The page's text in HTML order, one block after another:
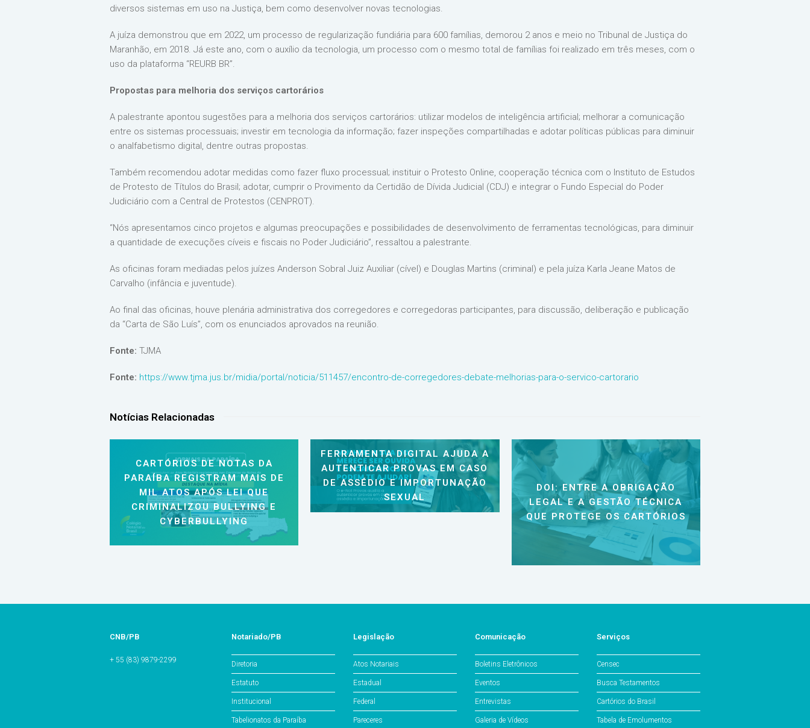
diversos sistemas em uso na Justiça, bem como desenvolver novas tecnologias.
A juíza demonstrou que em 2022, um processo de regularização fundiária para 600 famílias, demorou 2 anos e meio no Tribunal de Justiça do
Maranhão, em 2018. Já este ano, com o auxílio da tecnologia, um processo com o mesmo total de famílias foi realizado em três meses, com o
uso da plataforma “REURB BR”.
Propostas para melhoria dos serviços cartorários
A palestrante apontou sugestões para a melhoria dos serviços cartorários: utilizar modelos de inteligência artificial; melhorar a comunicação
entre os sistemas processuais; investir em tecnologia da informação; fazer inspeções compartilhadas e adotar políticas públicas para diminuir
o analfabetismo digital, dentre outras propostas.
Também recomendou adotar medidas como fazer fluxo processual; instituir o Protesto Online, cooperação técnica com o Instituto de Estudos
de Protesto de Títulos do Brasil; adotar, cumprir o Provimento da Certidão de Dívida Judicial (CDJ) e integrar o Fundo Especial do Poder
Judiciário com a Central de Protestos (CENPROT).
“Nós apresentamos cinco projetos e algumas preocupações e possibilidades de desenvolvimento de ferramentas tecnológicas, para diminuir
a quantidade de execuções cíveis e fiscais no Poder Judiciário”, ressaltou a palestrante.
As oficinas foram mediadas pelos juízes Anderson Sobral Juiz Auxiliar (cível) e Douglas Martins (criminal) e pela juíza Karla Jeane Matos de
Carvalho (infância e juventude).
Ao final das oficinas, houve plenária administrativa dos corregedores e corregedoras participantes, para discussão, deliberação e publicação
da “Carta de São Luís”, com os enunciados aprovados na reunião.
Fonte: TJMA
Fonte: https://www.tjma.jus.br/midia/portal/noticia/511457/encontro-de-corregedores-debate-melhorias-para-o-servico-cartorario
Notícias Relacionadas
CARTÓRIOS DE NOTAS DA
PARAÍBA REGISTRAM MAIS DE
MIL ATOS APÓS LEI QUE
CRIMINALIZOU BULLYING E
CYBERBULLYING
FERRAMENTA DIGITAL AJUDA A
AUTENTICAR PROVAS EM CASO
DE ASSÉDIO E IMPORTUNAÇÃO
SEXUAL
DOI: ENTRE A OBRIGAÇÃO
LEGAL E A GESTÃO TÉCNICA
QUE PROTEGE OS CARTÓRIOS
CNB/PB
+ 55 (83) 9879-2299
Notariado/PB
Diretoria
Estatuto
Institucional
Tabelionatos da Paraíba
Legislação
Atos Notariais
Estadual
Federal
Pareceres
Comunicação
Boletins Eletrônicos
Eventos
Entrevistas
Galeria de Vídeos
Serviços
Censec
Busca Testamentos
Cartórios do Brasil
Tabela de Emolumentos